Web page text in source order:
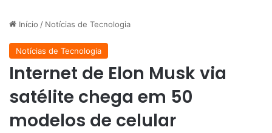
Início / Notícias de Tecnologia
Notícias de Tecnologia
Internet de Elon Musk via
satélite chega em 50
modelos de celular